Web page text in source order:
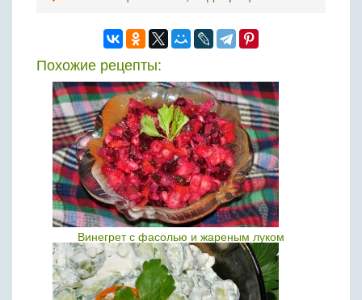
Похожие рецепты:
Винегрет с фасолью и жареным луком